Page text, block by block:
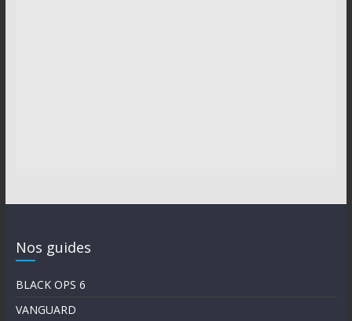
Nos guides
BLACK OPS 6
VANGUARD